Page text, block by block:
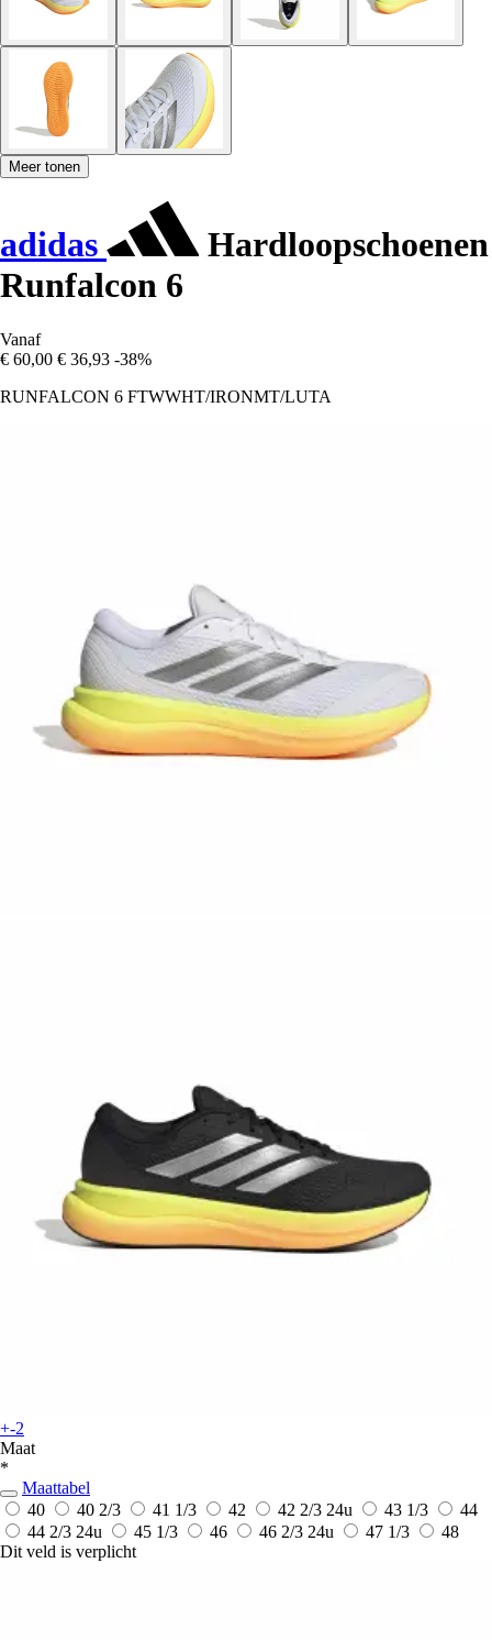
Meer tonen
adidas
Hardloopschoenen
Runfalcon 6
Vanaf
€ 60,00 € 36,93 -38%
RUNFALCON 6 FTWWHT/IRONMT/LUTA
+-2
Maat
*
Maattabel
40
40 2/3 41 1/3 42 42 2/3 24u 43 1/3
44
44 2/3 24u 45 1/3 46 46 2/3 24u 47 1/3
48
Dit veld is verplicht